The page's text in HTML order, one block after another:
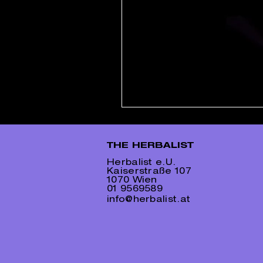
THE HERBALIST
Herbalist e.U.
Kaiserstraße 107
1070 Wien
01 9569589
info@herbalist.at